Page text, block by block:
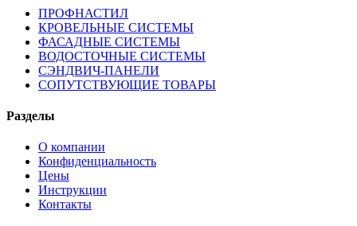
ПРОФНАСТИЛ
КРОВЕЛЬНЫЕ СИСТЕМЫ
ФАСАДНЫЕ СИСТЕМЫ
ВОДОСТОЧНЫЕ СИСТЕМЫ
СЭНДВИЧ-ПАНЕЛИ
СОПУТСТВУЮЩИЕ ТОВАРЫ
Разделы
О компании
Конфиденциальность
Цены
Инструкции
Контакты